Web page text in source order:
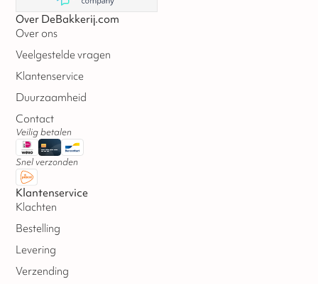
Over DeBakkerij.com
Over ons
Veelgestelde vragen
Klantenservice
Duurzaamheid
Contact
Veilig betalen
Snel verzonden
Klantenservice
Klachten
Bestelling
Levering
Verzending